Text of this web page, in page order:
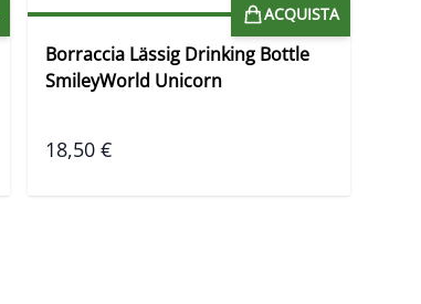
ACQUISTA
Borraccia Lässig Drinking Bottle
SmileyWorld Unicorn
18,50 €